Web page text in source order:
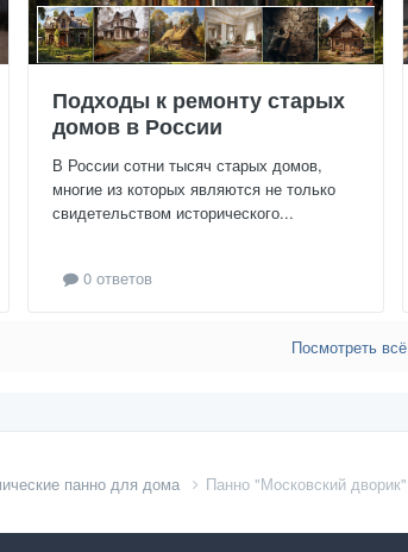
Подходы к ремонту старых
домов в России
В России сотни тысяч старых домов,
многие из которых являются не только
свидетельством исторического...
0 ответов
Посмотреть всё
панно для дома Панно "Московский дворик"